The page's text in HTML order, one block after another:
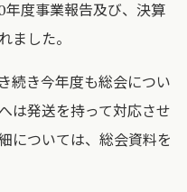
度事業報告及び、決算
ました。
続き今年度も総会につい
は発送を持って対応させ
については、総会資料を